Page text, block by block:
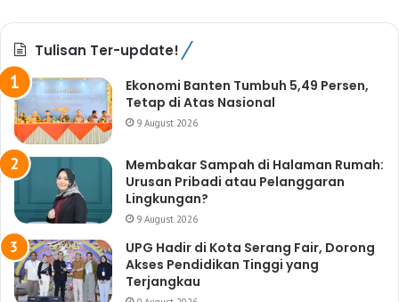
Tulisan Ter-update!
Ekonomi Banten Tumbuh 5,49 Persen,
Tetap di Atas Nasional
9 August 2026
Membakar Sampah di Halaman Rumah:
Urusan Pribadi atau Pelanggaran
Lingkungan?
9 August 2026
UPG Hadir di Kota Serang Fair, Dorong
Akses Pendidikan Tinggi yang
Terjangkau